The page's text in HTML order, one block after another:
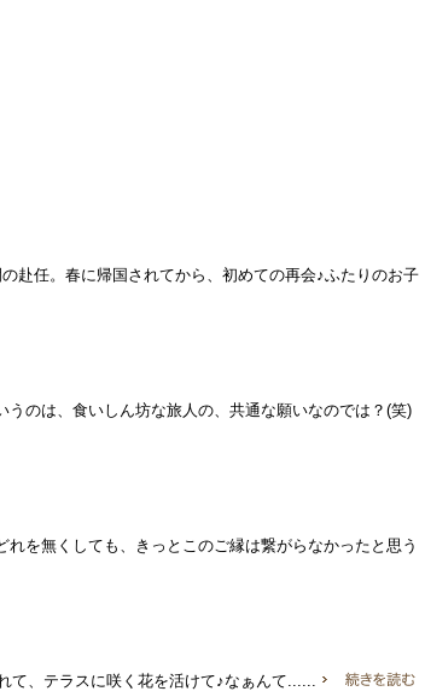
赴任。春に帰国されてから、初めての再会♪ふたりのお子
のは、食いしん坊な旅人の、共通な願いなのでは？(笑)
を無くしても、きっとこのご縁は繋がらなかったと思う
て、テラスに咲く花を活けて♪なぁんて......